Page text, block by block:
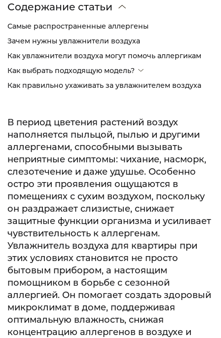
Содержание статьи
Самые распространенные аллергены
Зачем нужны увлажнители воздуха
Как увлажнители воздуха могут помочь аллергикам
Как выбрать подходящую модель?
Как правильно ухаживать за увлажнителем воздуха
В период цветения растений воздух
наполняется пыльцой, пылью и другими
аллергенами, способными вызывать
неприятные симптомы: чихание, насморк,
слезотечение и даже удушье. Особенно
остро эти проявления ощущаются в
помещениях с сухим воздухом, поскольку
он раздражает слизистые, снижает
защитные функции организма и усиливает
чувствительность к аллергенам.
Увлажнитель воздуха для квартиры при
этих условиях становится не просто
бытовым прибором, а настоящим
помощником в борьбе с сезонной
аллергией. Он помогает создать здоровый
микроклимат в доме, поддерживая
оптимальную влажность, снижая
концентрацию аллергенов в воздухе и